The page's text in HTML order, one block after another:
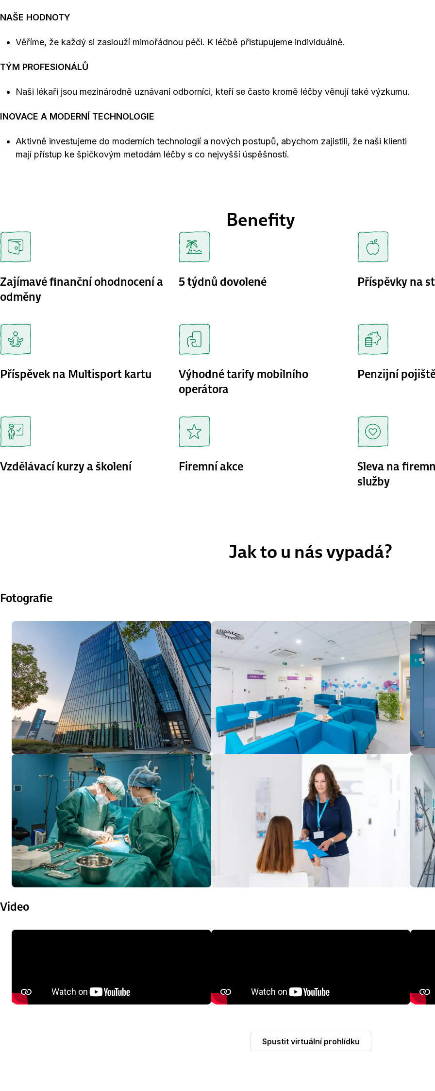
NAŠE HODNOTY
Věříme, že každý si zaslouží mimořádnou péči. K léčbě přistupujeme individuálně.
TÝM PROFESIONÁLŮ
Naši lékaři jsou mezinárodně uznávaní odborníci, kteří se často kromě léčby věnují také výzkumu.
INOVACE A MODERNÍ TECHNOLOGIE
Aktivně investujeme do moderních technologií a nových postupů, abychom zajistili, že naši klienti
mají přístup ke špičkovým metodám léčby s co nejvyšší úspěšností.
Benefity
Zajímavé finanční ohodnocení a
odměny
5 týdnů dovolené Příspěvky na
Příspěvek na Multisport kartu
Výhodné tarify mobilního
operátora
Penzijní
Vzdělávací kurzy a školení Firemní akce
Sleva na
služby
Jak to u nás vypadá?
Fotografie
Video
Spustit virtuální prohlídku